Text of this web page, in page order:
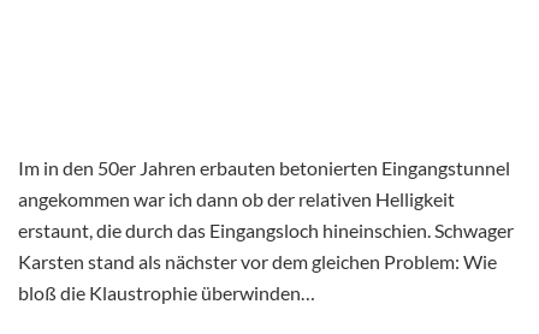
Im in den 50er Jahren erbauten betonierten Eingangstunnel
angekommen war ich dann ob der relativen Helligkeit
erstaunt, die durch das Eingangsloch hineinschien. Schwager
Karsten stand als nächster vor dem gleichen Problem: Wie
bloß die Klaustrophie überwinden…